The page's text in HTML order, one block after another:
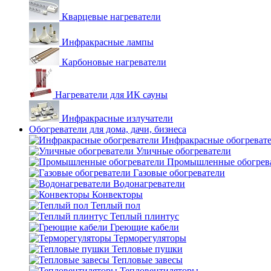
Кварцевые нагреватели
Инфракрасные лампы
Карбоновые нагреватели
Нагреватели для ИК сауны
Инфракрасные излучатели
Обогреватели для дома, дачи, бизнеса
Инфракрасные
Уличные обогреватели
Промышленные
Газовые обогреватели
Водонагреватели
Конвекторы
Теплый пол
Теплый плинтус
Греющие кабели
Терморегуляторы
Тепловые пушки
Тепловые завесы